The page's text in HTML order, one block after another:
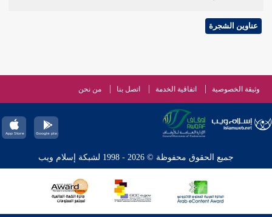
عناوين الشجرة
وثيقة الخصوصية اتفاقية الخدمة اتصل بنا من نحن
جميع الحقوق محفوظة © 2026 - 1998 لشبكة إسلام ويب